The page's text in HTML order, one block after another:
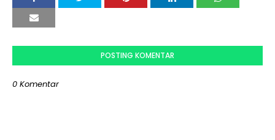
POSTING KOMENTAR
0 Komentar